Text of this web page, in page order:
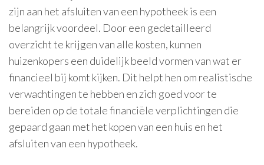
zijn aan het afsluiten van een hypotheek is een
belangrijk voordeel. Door een gedetailleerd
overzicht te krijgen van alle kosten, kunnen
huizenkopers een duidelijk beeld vormen van wat er
financieel bij komt kijken. Dit helpt hen om realistische
verwachtingen te hebben en zich goed voor te
bereiden op de totale financiële verplichtingen die
gepaard gaan met het kopen van een huis en het
afsluiten van een hypotheek.